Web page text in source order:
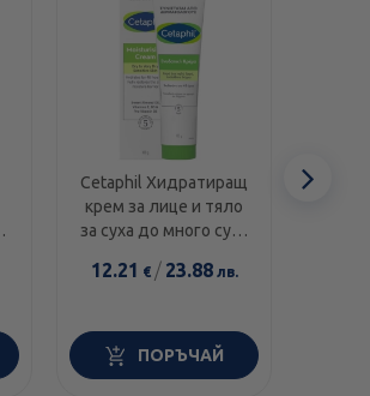
Cetaphil Хидратиращ
крем за лице и тяло
за суха до много суха
100г
12.21 € / 23.88лв.
ПОРЪЧАЙ